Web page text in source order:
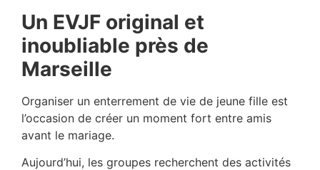
Un EVJF original et
inoubliable près de
Marseille
Organiser un enterrement de vie de jeune fille est
l’occasion de créer un moment fort entre amis
avant le mariage.
Aujourd’hui, les groupes recherchent des activités